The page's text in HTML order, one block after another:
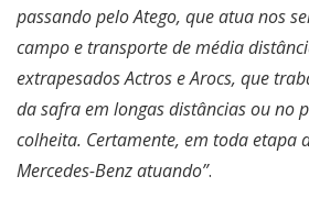
passando pelo Atego, que atua nos
campo e transporte de média
extrapesados Actros e Arocs, que
da safra em longas distâncias ou no
colheita. Certamente, em toda etapa
Mercedes-Benz atuando”.